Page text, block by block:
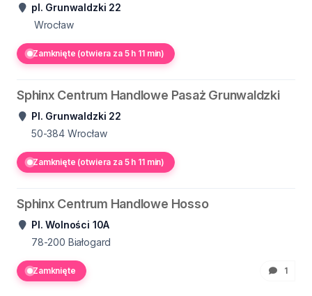
pl. Grunwaldzki 22
Wrocław
Zamknięte (otwiera za 5 h 11 min)
Sphinx Centrum Handlowe Pasaż Grunwaldzki
Pl. Grunwaldzki 22
50-384 Wrocław
Zamknięte (otwiera za 5 h 11 min)
Sphinx Centrum Handlowe Hosso
Pl. Wolności 10A
78-200 Białogard
Zamknięte 1